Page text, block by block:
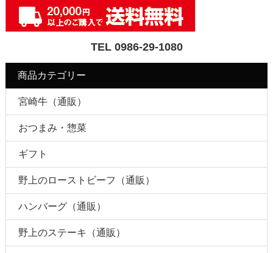
TEL 0986-29-1080
商品カテゴリー
宮崎牛（通販）
おつまみ・惣菜
ギフト
野上のローストビーフ（通販）
ハンバーグ（通販）
野上のステーキ（通販）